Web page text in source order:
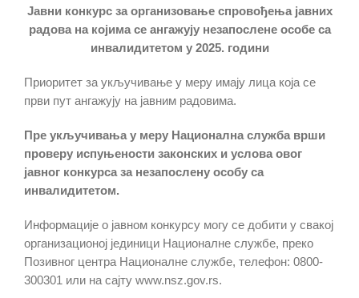
Јавни конкурс за организовање спровођења јавних
радова на којима се ангажују незапослене особе са
инвалидитетом у 2025. години
Приоритет за укључивање у меру имају лица која се
први пут ангажују на јавним радовима.
Пре укључивања у меру Национална служба врши
проверу испуњености законских и услова овог
jавног конкурса за незапослену особу са
инвалидитетом.
Информације о јавном конкурсу могу се добити у свакој
организационој јединици Националне службе, преко
Позивног центра Националне службе, телефон: 0800-
300301 или на сајту www.nsz.gov.rs.